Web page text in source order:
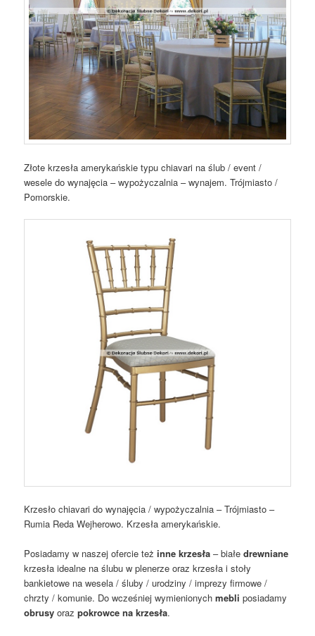
Złote krzesła amerykańskie typu chiavari na ślub / event /
wesele do wynajęcia – wypożyczalnia – wynajem. Trójmiasto /
Pomorskie.
Krzesło chiavari do wynajęcia / wypożyczalnia – Trójmiasto –
Rumia Reda Wejherowo. Krzesła amerykańskie.
Posiadamy w naszej ofercie teżinne krzesła – białedrewniane
krzesła idealne na ślubu w plenerze oraz krzesła i stoły
bankietowe na wesela / śluby / urodziny / imprezy firmowe /
chrzty / komunie. Do wcześniej wymienionychmebli posiadamy
obrusy orazpokrowce na krzesła.